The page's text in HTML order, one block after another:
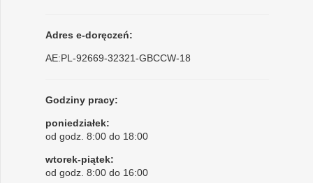
Adres e-doręczeń:
AE:PL-92669-32321-GBCCW-18
Godziny pracy:
poniedziałek:
od godz. 8:00 do 18:00
wtorek-piątek:
od godz. 8:00 do 16:00